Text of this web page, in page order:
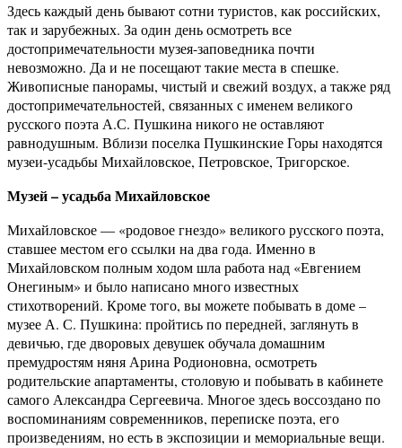
Здесь каждый день бывают сотни туристов, как российских,
так и зарубежных. За один день осмотреть все
достопримечательности музея-заповедника почти
невозможно. Да и не посещают такие места в спешке.
Живописные панорамы, чистый и свежий воздух, а также ряд
достопримечательностей, связанных с именем великого
русского поэта А.С. Пушкина никого не оставляют
равнодушным. Вблизи поселка Пушкинские Горы находятся
музеи-усадьбы Михайловское, Петровское, Тригорское.
Музей – усадьба Михайловское
Михайловское — «родовое гнездо» великого русского поэта,
ставшее местом его ссылки на два года. Именно в
Михайловском полным ходом шла работа над «Евгением
Онегиным» и было написано много известных
стихотворений. Кроме того, вы можете побывать в доме –
музее А. С. Пушкина: пройтись по передней, заглянуть в
девичью, где дворовых девушек обучала домашним
премудростям няня Арина Родионовна, осмотреть
родительские апартаменты, столовую и побывать в кабинете
самого Александра Сергеевича. Многое здесь воссоздано по
воспоминаниям современников, переписке поэта, его
произведениям, но есть в экспозиции и мемориальные вещи.